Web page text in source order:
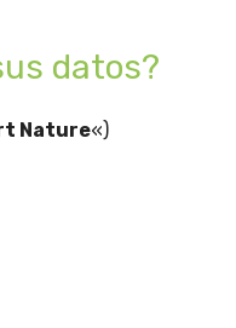
datos?
Nature«)